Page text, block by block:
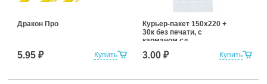
Купить
Дракон Про
5.95 ₽ Купить
Курьер-пакет 150х220 +
30к без печати, с
карманом сд
3.00 ₽